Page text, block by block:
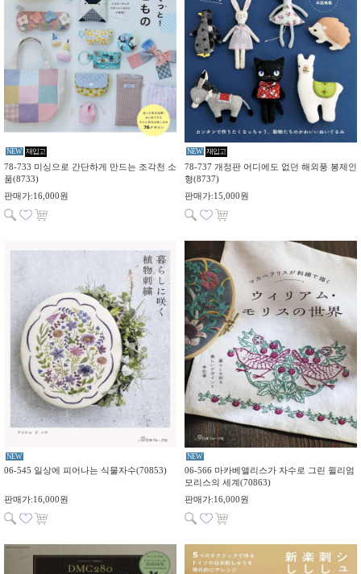
NEW 재입고
78-733 미싱으로 간단하게 만드는 조각천 소
품(8733)
판매가:16,000원
NEW 재입고
78-737 개정판 어디에도 없던 해외풍 봉제인
형(8737)
판매가:15,000원
NEW
06-545 일상에 피어나는 식물자수(70853)
판매가:16,000원
NEW
06-566 마카베앨리스가 자수로 그린 윌리엄
모리스의 세계(70863)
판매가:16,000원